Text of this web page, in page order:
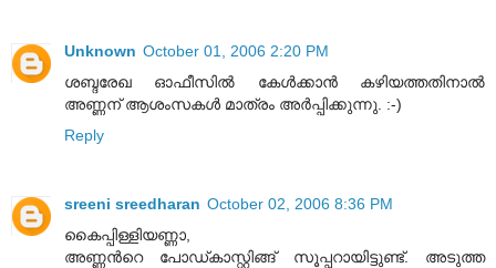
Unknown October 01, 2006 2:20 PM
ശബ്ദരേഖ ഓഫീസില്‍ കേള്‍ക്കാന്‍ കഴിയത്തതിനാല്‍
അണ്ണന് ആശംസകള്‍ മാത്രം അര്‍പ്പിക്കുന്നു. :-)
Reply
sreeni sreedharan October 02, 2006 8:36 PM
കൈപ്പിള്ളിയണ്ണാ,
അണ്ണന്‍റെ പോഡ്കാസ്റ്റിങ്ങ് സൂപ്പറായിട്ടുണ്ട്. അടുത്ത